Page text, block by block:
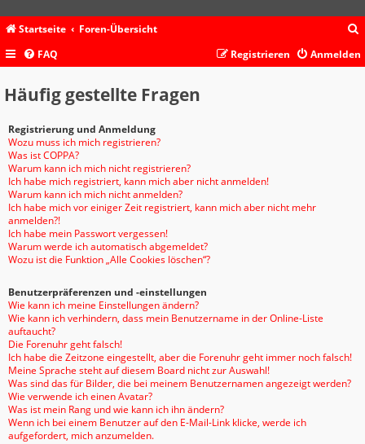
Startseite Foren-Übersicht
c
FAQ Anmelden
Registrieren
Häufig gestellte Fragen
Registrierung und Anmeldung
Wozu muss ich mich registrieren?
Was ist COPPA?
Warum kann ich mich nicht registrieren?
Ich habe mich registriert, kann mich aber nicht anmelden!
Warum kann ich mich nicht anmelden?
Ich habe mich vor einiger Zeit registriert, kann mich aber nicht mehr
anmelden?!
Ich habe mein Passwort vergessen!
Warum werde ich automatisch abgemeldet?
Wozu ist die Funktion „Alle Cookies löschen“?
Benutzerpräferenzen und -einstellungen
Wie kann ich meine Einstellungen ändern?
Wie kann ich verhindern, dass mein Benutzername in der Online-Liste
auftaucht?
Die Forenuhr geht falsch!
Ich habe die Zeitzone eingestellt, aber die Forenuhr geht immer noch falsch!
Meine Sprache steht auf diesem Board nicht zur Auswahl!
Was sind das für Bilder, die bei meinem Benutzernamen angezeigt werden?
Wie verwende ich einen Avatar?
Was ist mein Rang und wie kann ich ihn ändern?
Wenn ich bei einem Benutzer auf den E-Mail-Link klicke, werde ich
aufgefordert, mich anzumelden.